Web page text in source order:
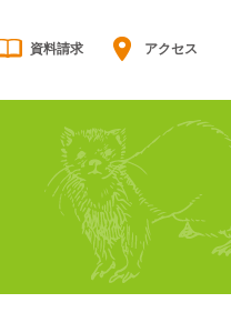
資料請求 アクセス